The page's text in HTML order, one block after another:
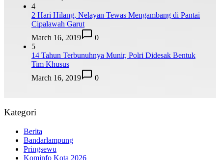
4
2 Hari Hilang, Nelayan Tewas Mengambang di Pantai
Cipalawah Garut
March 16, 2019
0
5
14 Tahun Terbunuhnya Munir, Polri Didesak Bentuk
Tim Khusus
March 16, 2019
0
Kategori
Berita
Bandarlampung
Pringsewu
Kominfo Kota 2026